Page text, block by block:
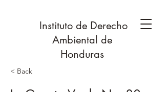
Instituto de Derecho
Ambiental de
Honduras
< Back